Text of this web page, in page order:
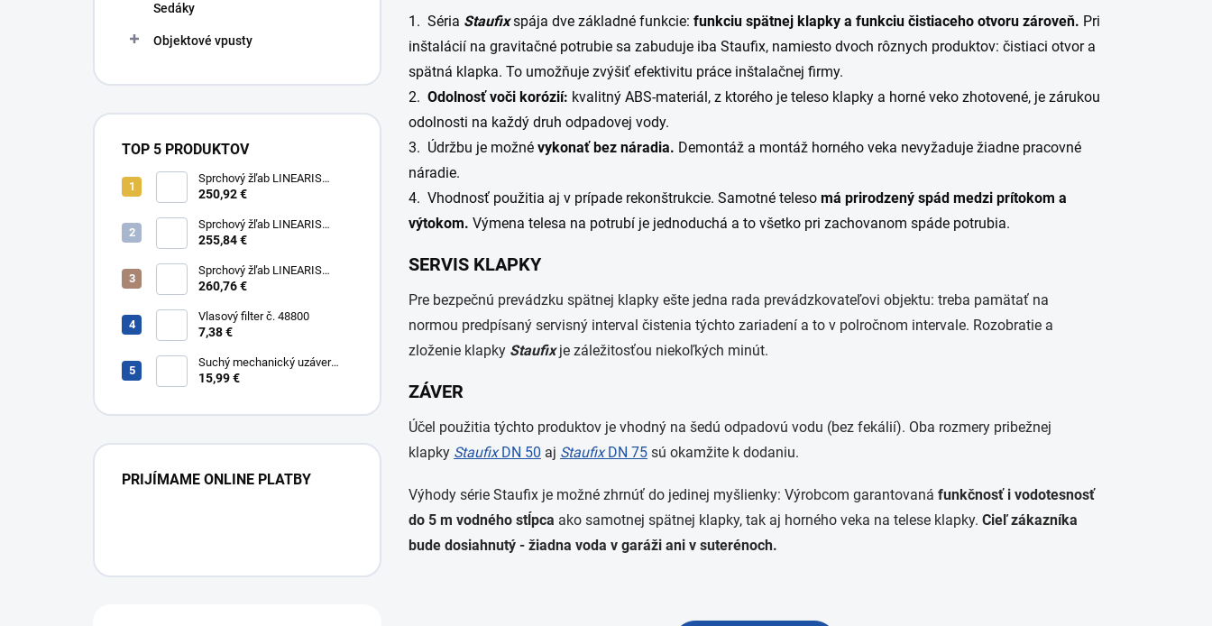
Sedáky
Objektové vpusty
TOP 5 PRODUKTOV
Sprchový žľab LINEARIS
Compact č. 45600.63M, L 75
304
250,92 €
Sprchový žľab LINEARIS
Compact č. 45600.64M, L 85
304
255,84 €
Sprchový žľab LINEARIS
Compact č. 45600.65M, L 95
304
260,76 €
Vlasový filter č. 48800
7,38 €
Suchý mechanický uzáver
Multistop č. 48400,
15,99 €
PRIJÍMAME ONLINE PLATBY
1. Séria Staufixspája dve základné funkcie: funkciu spätnej klapky a funkciu čistiaceho otvoru zároveň. Pri
inštalácií na gravitačné potrubie sa zabuduje iba Staufix, namiesto dvoch rôznych produktov: čistiaci otvor a
spätná klapka. To umožňuje zvýšiť efektivitu práce inštalačnej firmy.
2. Odolnosť voči korózií: kvalitný ABS-materiál, z ktorého je teleso klapky a horné veko zhotovené, je zárukou
odolnosti na každý druh odpadovej vody.
3. Údržbu je možné vykonať bez náradia. Demontáž a montáž horného veka nevyžaduje žiadne pracovné
náradie.
4. Vhodnosť použitia aj v prípade rekonštrukcie. Samotné teleso má prirodzený spád medzi prítokom a
výtokom. Výmena telesa na potrubí je jednoduchá a to všetko pri zachovanom spáde potrubia.
SERVIS KLAPKY
Pre bezpečnú prevádzku spätnej klapky ešte jedna rada prevádzkovateľovi objektu: treba pamätať na
normou predpísaný servisný interval čistenia týchto zariadení a to v polročnom intervale. Rozobratie a
zloženie klapky Staufixje záležitosťou niekoľkých minút.
ZÁVER
Účel použitia týchto produktov je vhodný na šedú odpadovú vodu (bez fekálií). Oba rozmery pribežnej
klapky StaufixDN 50 aj StaufixDN 75 sú okamžite k dodaniu.
Výhody série Staufix je možné zhrnúť do jedinej myšlienky: Výrobcom garantovaná funkčnosť i vodotesnosť
do 5 m vodného stĺpca ako samotnej spätnej klapky, tak aj horného veka na telese klapky. Cieľ zákazníka
bude dosiahnutý - žiadna voda v garáži ani v suterénoch.